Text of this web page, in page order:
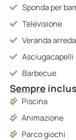
Sponda per
Televisione
Veranda
Asciugacapelli
Barbecue
Sempre
Piscina
Animazione
Parco giochi